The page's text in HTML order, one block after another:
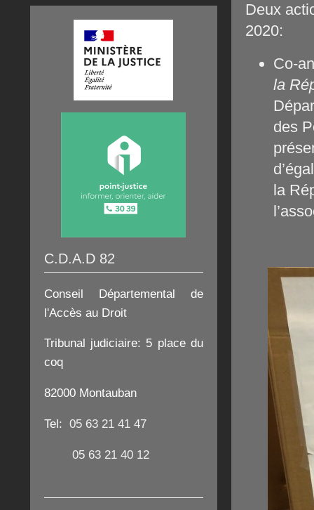
Deux
2020:
Co-
la
des
la
C.D.A.D 82
Conseil Départemental de
l'Accès au Droit
Tribunal judiciaire: 5 place du
coq
82000 Montauban
Tel: 05 63 21 41 47
05 63 21 40 12